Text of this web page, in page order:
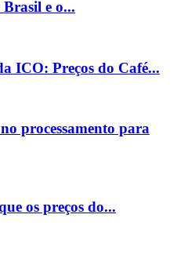
e o...
ICO: Preços do Café...
processamento para
os preços do...